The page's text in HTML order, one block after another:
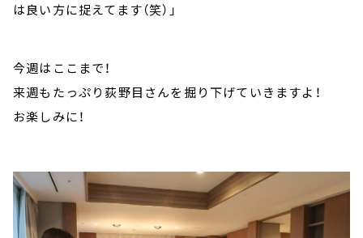
は良い方に捉えてます（笑）」
今週はここまで！
来週もたっぷり荻野目さんを掘り下げていきますよ！
お楽しみに！